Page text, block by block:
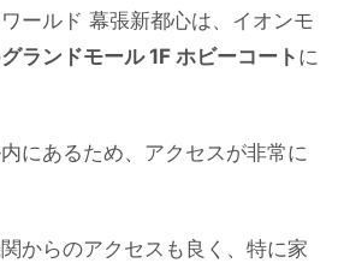
ールド 幕張新都心は、イオンモ
グランドモール 1F ホビーコート に
にあるため、アクセスが非常に
からのアクセスも良く、特に家